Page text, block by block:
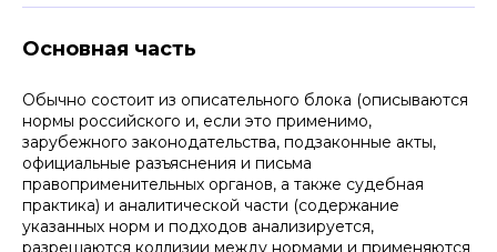
Основная часть
Обычно состоит из описательного блока (описываются
нормы российского и, если это применимо,
зарубежного законодательства, подзаконные акты,
официальные разъяснения и письма
правоприменительных органов, а также судебная
практика) и аналитической части (содержание
указанных норм и подходов анализируется,
разрешаются коллизии между нормами и применяются